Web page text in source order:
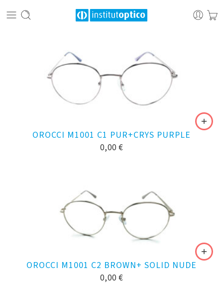
OROCCI M1001 C1 PUR+CRYS PURPLE
0,00 €
OROCCI M1001 C2 BROWN+ SOLID NUDE
0,00 €